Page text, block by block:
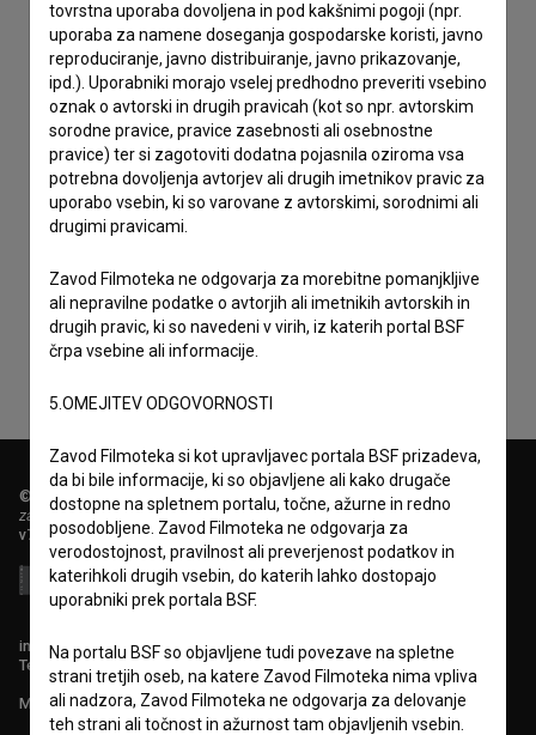
zbiranje, hrambo in obdelavo osebnih podatkov.
© 2018-2026, Filmoteka,
zavod za širjenje filmske kulture
v7.151.0
info@filmoteka.si
Tehnična pomoč: podpora@bsf.si
Mednarodna številka ISSN 2670-787X
tovrstna uporaba dovoljena in pod kakšnimi pogoji (npr.
uporaba za namene doseganja gospodarske koristi, javno
reproduciranje, javno distribuiranje, javno prikazovanje,
ipd.). Uporabniki morajo vselej predhodno preveriti vsebino
oznak o avtorski in drugih pravicah (kot so npr. avtorskim
sorodne pravice, pravice zasebnosti ali osebnostne
pravice) ter si zagotoviti dodatna pojasnila oziroma vsa
potrebna dovoljenja avtorjev ali drugih imetnikov pravic za
uporabo vsebin, ki so varovane z avtorskimi, sorodnimi ali
drugimi pravicami.
Zavod Filmoteka ne odgovarja za morebitne pomanjkljive
ali nepravilne podatke o avtorjih ali imetnikih avtorskih in
drugih pravic, ki so navedeni v virih, iz katerih portal BSF
črpa vsebine ali informacije.
5.OMEJITEV ODGOVORNOSTI
Zavod Filmoteka si kot upravljavec portala BSF prizadeva,
da bi bile informacije, ki so objavljene ali kako drugače
dostopne na spletnem portalu, točne, ažurne in redno
posodobljene. Zavod Filmoteka ne odgovarja za
verodostojnost, pravilnost ali preverjenost podatkov in
katerihkoli drugih vsebin, do katerih lahko dostopajo
uporabniki prek portala BSF.
Na portalu BSF so objavljene tudi povezave na spletne
strani tretjih oseb, na katere Zavod Filmoteka nima vpliva
ali nadzora, Zavod Filmoteka ne odgovarja za delovanje
teh strani ali točnost in ažurnost tam objavljenih vsebin.